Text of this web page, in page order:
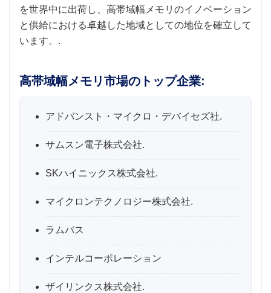
を世界中に出荷し、高帯域幅メモリのイノベーション
と供給における卓越した地域としての地位を確立して
います。.
高帯域幅メモリ市場のトップ企業:
アドバンスト・マイクロ・デバイセズ社.
サムスン電子株式会社.
SKハイニックス株式会社.
マイクロンテクノロジー株式会社.
ラムバス
インテルコーポレーション
ザイリンクス株式会社.